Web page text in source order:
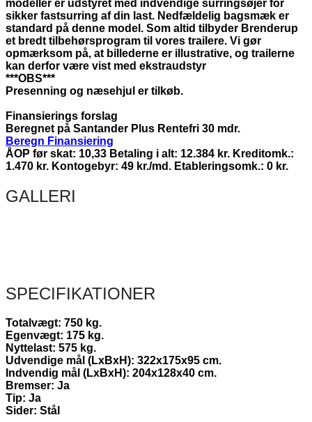
modeller er udstyret med indvendige surringsøjer for
sikker fastsurring af din last. Nedfældelig bagsmæk er
standard på denne model. Som altid tilbyder Brenderup
et bredt tilbehørsprogram til vores trailere. Vi gør
opmærksom på, at billederne er illustrative, og trailerne
kan derfor være vist med ekstraudstyr
***OBS***
Presenning og næsehjul er tilkøb.
Finansierings forslag
Beregnet på Santander Plus Rentefri 30 mdr.
Beregn Finansiering
ÅOP før skat: 10,33 Betaling i alt: 12.384 kr. Kreditomk.:
1.470 kr. Kontogebyr: 49 kr./md. Etableringsomk.: 0 kr.
GALLERI
SPECIFIKATIONER
Totalvægt: 750 kg.
Egenvægt: 175 kg.
Nyttelast: 575 kg.
Udvendige mål (LxBxH): 322x175x95 cm.
Indvendig mål (LxBxH): 204x128x40 cm.
Bremser: Ja
Tip: Ja
Sider: Stål